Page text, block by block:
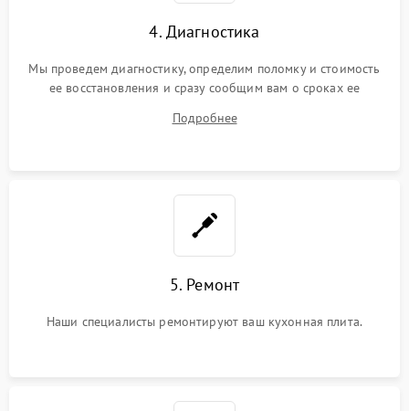
4. Диагностика
Мы проведем диагностику, определим поломку и стоимость
ее восстановления и сразу сообщим вам о сроках ее
Подробнее
5. Ремонт
Наши специалисты ремонтируют ваш кухонная плита.